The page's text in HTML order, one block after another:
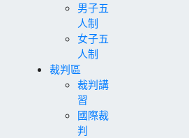
男子五
人制
女子五
人制
裁判區
裁判講
習
國際裁
判